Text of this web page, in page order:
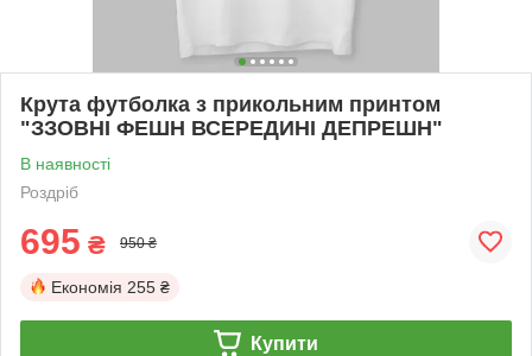
Крута футболка з прикольним принтом
"ЗЗОВНІ ФЕШН ВСЕРЕДИНІ ДЕПРЕШН"
В наявності
Роздріб
695 ₴ 950 ₴
Економія 255 ₴
Купити